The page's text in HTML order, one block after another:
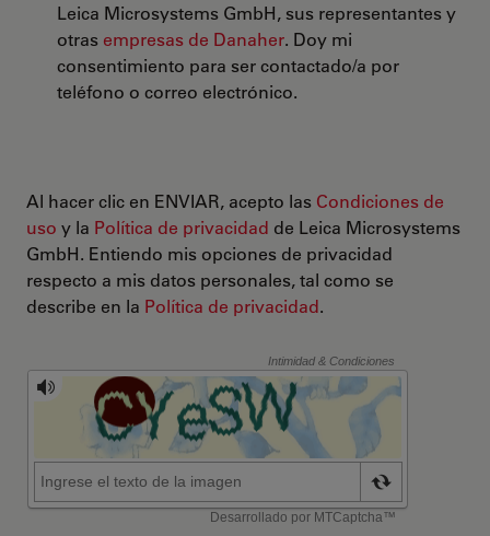
Leica Microsystems GmbH, sus representantes y
otras empresas de Danaher. Doy mi
consentimiento para ser contactado/a por
teléfono o correo electrónico.
Al hacer clic en ENVIAR, acepto las Condiciones de
uso y la Política de privacidad de Leica Microsystems
GmbH. Entiendo mis opciones de privacidad
respecto a mis datos personales, tal como se
describe en la Política de privacidad.